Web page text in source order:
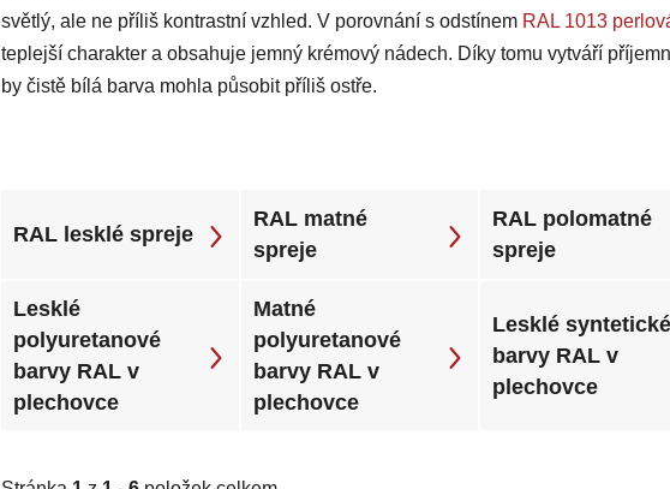
světlý, ale ne příliš kontrastní vzhled. V porovnání s odstínem RAL 1013
teplejší charakter a obsahuje jemný krémový nádech. Díky tomu vytváří
by čistě bílá barva mohla působit příliš ostře.
RAL lesklé spreje
RAL matné
spreje
RAL polomatné
spreje
Lesklé
polyuretanové
barvy RAL v
plechovce
Matné
polyuretanové
barvy RAL v
plechovce
Lesklé syntetické
barvy RAL v
plechovce